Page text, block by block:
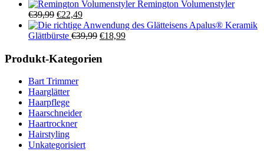
Preis
€39,99
Preis
€21,99.
Remington Volumenstyler
€39,99 Ursprünglicher
Preis
war:
€22,49Aktueller
Preis
ist:
Apalus® Keramik
Glättbürste €39,99 Ursprünglicher
war:
€18,99Aktueller
Produkt-Kategorien
Bart Trimmer
Haarglätter
Haarpflege
Haarschneider
Haartrockner
Hairstyling
Unkategorisiert